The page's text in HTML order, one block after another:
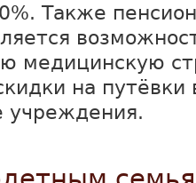
Также
медицинскую
на путёвки
учреждения.